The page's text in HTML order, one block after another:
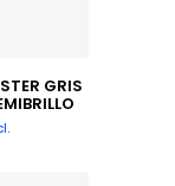
Carrito
GRIS